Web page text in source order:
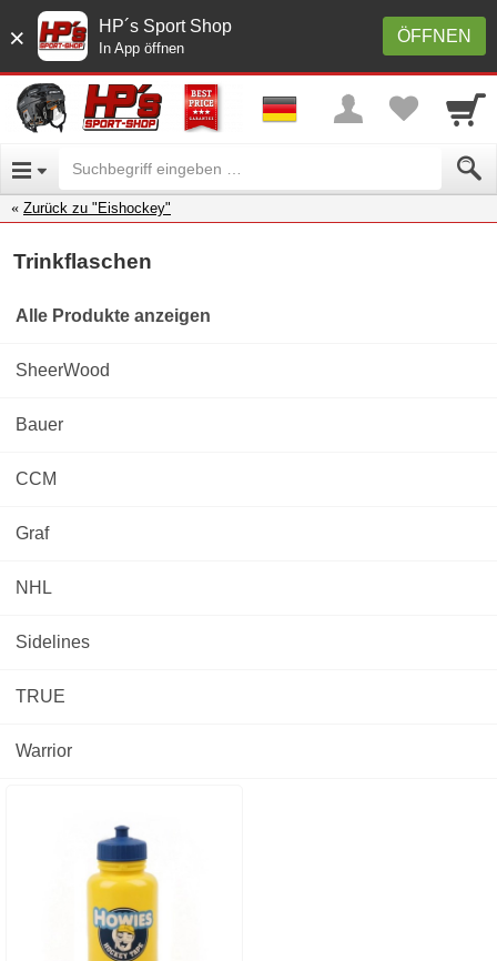
× ÖFFNEN
HP´s Sport Shop
In App öffnen
Zurück zu "Eishockey"
Trinkflaschen
Alle Produkte anzeigen
SheerWood
Bauer
CCM
Graf
NHL
Sidelines
TRUE
Warrior